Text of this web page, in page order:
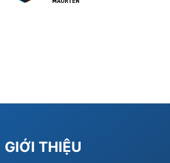
GIỚI THIỆU